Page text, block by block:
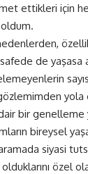
ettikleri için
de yaşasa
yola
bir
bireysel
siyasi
özel